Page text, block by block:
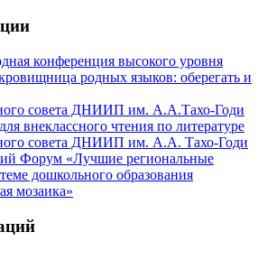
конференция высокого уровня
родных языков: оберегать и
совета ДНИИП им. А.А.Тахо-Годи
внеклассного чтения по литературе
совета ДНИИП им. А.А. Тахо-Годи
Форум «Лучшие региональные
дошкольного образования
мозаика»